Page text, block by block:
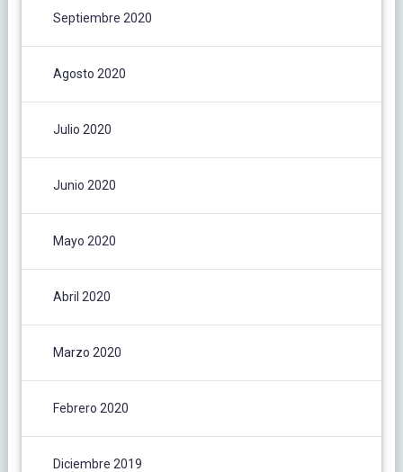
Septiembre 2020
Agosto 2020
Julio 2020
Junio 2020
Mayo 2020
Abril 2020
Marzo 2020
Febrero 2020
Diciembre 2019